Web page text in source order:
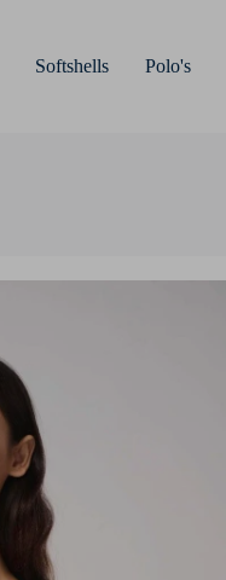
Softshells Polo's